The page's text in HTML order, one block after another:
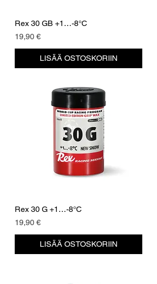
Rex 30 GB +1…-8°C
Hinta
19,90 €
LISÄÄ OSTOSKORIIN
Rex 30 G +1…-8°C
Hinta
19,90 €
LISÄÄ OSTOSKORIIN